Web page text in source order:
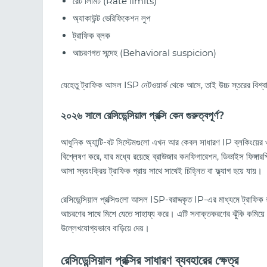
অ্যাকাউন্ট ভেরিফিকেশন লুপ
ট্রাফিক ব্লক
আচরণগত সন্দেহ (Behavioral suspicion)
যেহেতু ট্রাফিক আসল ISP নেটওয়ার্ক থেকে আসে, তাই উচ্চ স্তরের
২০২৬ সালে রেসিডেন্সিয়াল প্রক্সি কেন গুরুত্বপূর্ণ?
আধুনিক অ্যান্টি-বট সিস্টেমগুলো এখন আর কেবল সাধারণ IP ব্লকিংয়ের
বিশ্লেষণ করে, যার মধ্যে রয়েছে ব্রাউজার কনফিগারেশন, ডিভাইস
আসা স্বয়ংক্রিয় ট্রাফিক প্রায় সাথে সাথেই চিহ্নিত বা ফ্ল্যাগ হয়ে যায়।
রেসিডেন্সিয়াল প্রক্সিগুলো আসল ISP-বরাদ্দকৃত IP-এর মাধ্যমে ট্রাফিক
আচরণের সাথে মিশে যেতে সাহায্য করে। এটি সনাক্তকরণের ঝুঁকি কমিয়ে
উল্লেখযোগ্যভাবে বাড়িয়ে দেয়।
রেসিডেন্সিয়াল প্রক্সির সাধারণ ব্যবহারের ক্ষেত্র